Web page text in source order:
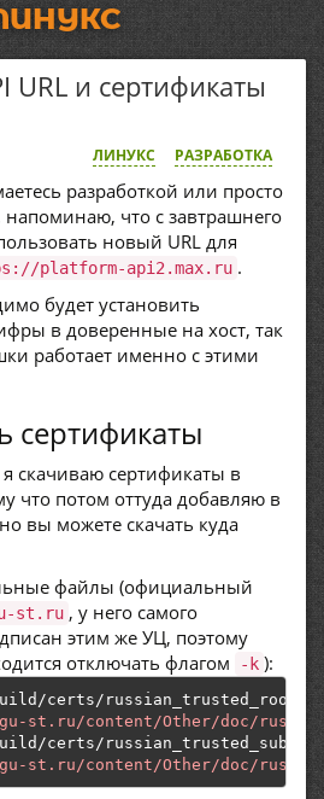
URL и сертификаты
ЛИНУКС РАЗРАБОТКА
разработкой или просто
напоминаю, что с завтрашнего
новый URL для
platform-api2.max.ru .
будет установить
в доверенные на хост, так
работает именно с этими
сертификаты
скачиваю сертификаты в
что потом оттуда добавляю в
вы можете скачать куда
файлы (официальный
st.ru , у него самого
этим же УЦ, поэтому
отключать флагом
-k ):
/certs /
st.ru/content/Other/doc/
/certs / russian_trusted_sub_ca
st.ru/content/Other/doc/